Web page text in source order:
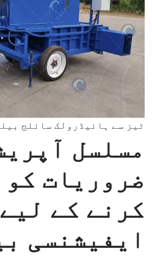
ٹیز سے ہائیڈرولک سائلج
مسلسل
ضروریات کو
کرنے کے
ایفیشنسی